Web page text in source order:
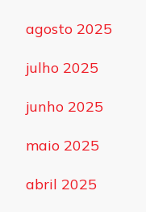
agosto 2025
julho 2025
junho 2025
maio 2025
abril 2025